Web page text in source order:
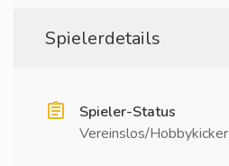
Spielerdetails
Spieler-Status
Vereinslos/Hobbykicker